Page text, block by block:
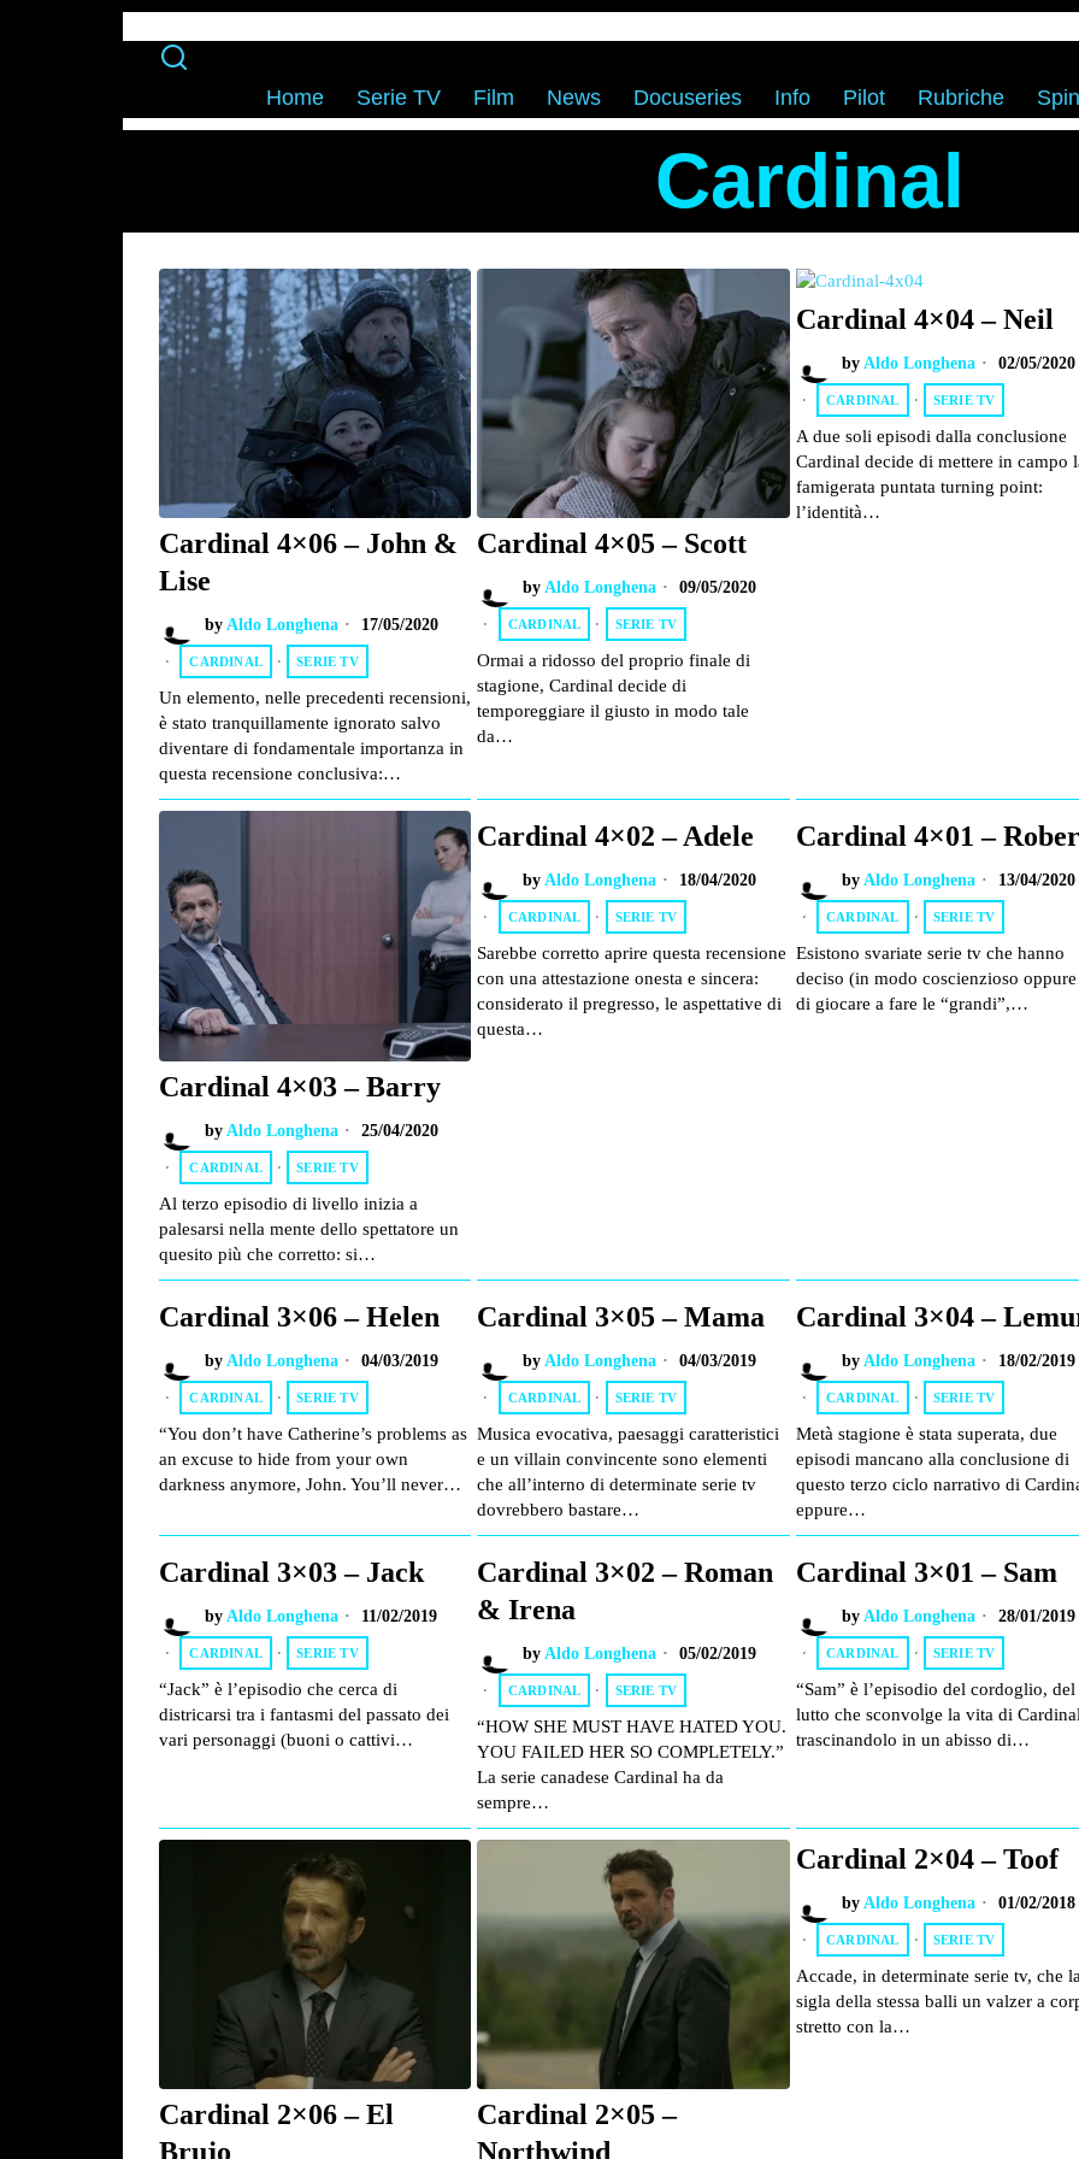
Home Serie TV Film News Docuseries Info Pilot Rubriche
Cardinal
Cardinal 4×06 – John &
Lise
by Aldo Longhena 17/05/2020
CARDINAL · SERIE TV
Un elemento, nelle precedenti recensioni,
è stato tranquillamente ignorato salvo
diventare di fondamentale importanza in
questa recensione conclusiva:…
Cardinal 4×05 – Scott
byAldo Longhena 09/05/2020
CARDINAL · SERIE TV
Ormai a ridosso del proprio finale di
stagione, Cardinal decide di
temporeggiare il giusto in modo tale
da…
Cardinal 4×04 – Neil
by Aldo Longhena 02/05/2020
CARDINAL · SERIE TV
A due soli episodi dalla conclusione
Cardinal decide di mettere in campo
famigerata puntata turning point:
l’identità…
Cardinal 4×03 – Barry
by Aldo Longhena 25/04/2020
CARDINAL · SERIE TV
Al terzo episodio di livello inizia a
palesarsi nella mente dello spettatore un
quesito più che corretto: si…
Cardinal 4×02 – Adele
byAldo Longhena 18/04/2020
CARDINAL · SERIE TV
Sarebbe corretto aprire questa recensione
con una attestazione onesta e sincera:
considerato il pregresso, le aspettative di
questa…
Cardinal 4×01 –
by Aldo Longhena 13/04/2020
CARDINAL · SERIE TV
Esistono svariate serie tv che hanno
deciso (in modo coscienzioso
di giocare a fare le “grandi”,…
Cardinal 3×06 – Helen
by Aldo Longhena 04/03/2019
CARDINAL · SERIE TV
“You don’t have Catherine’s problems as
an excuse to hide from your own
darkness anymore, John. You’ll never…
Cardinal 3×05 – Mama
by Aldo Longhena 04/03/2019
CARDINAL · SERIE TV
Musica evocativa, paesaggi caratteristici
e un villain convincente sono elementi
che all’interno di determinate serie tv
dovrebbero bastare…
Cardinal 3×04 –
by Aldo Longhena 18/02/2019
CARDINAL · SERIE TV
Metà stagione è stata superata, due
episodi mancano alla conclusione di
questo terzo ciclo narrativo di
eppure…
Cardinal 3×03 – Jack
by Aldo Longhena 11/02/2019
CARDINAL · SERIE TV
“Jack” è l’episodio che cerca di
districarsi tra i fantasmi del passato dei
vari personaggi (buoni o cattivi…
Cardinal 3×02 – Roman
& Irena
by Aldo Longhena 05/02/2019
CARDINAL · SERIE TV
“HOW SHE MUST HAVE HATED YOU.
YOU FAILED HER SO COMPLETELY.”
La serie canadese Cardinal ha da
sempre…
Cardinal 3×01 – Sam
by Aldo Longhena 28/01/2019
CARDINAL · SERIE TV
“Sam” è l’episodio del cordoglio, del
lutto che sconvolge la vita di
trascinandolo in un abisso di…
Cardinal 2×06 – El
Brujo
Cardinal 2×05 –
Northwind
Cardinal 2×04 – Toof
by Aldo Longhena 01/02/2018
CARDINAL · SERIE TV
Accade, in determinate serie tv, che
sigla della stessa balli un valzer a
stretto con la…